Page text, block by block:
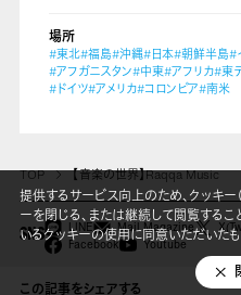
この記事をシェアする
場所
#東北#福島#沖縄#日本#朝鮮半島#
#アフガニスタン#中東#アフリカ#東
#ドイツ#アメリカ#コロンビア#南米
TOP 【音楽の世界】Raqqa Music
SNS LINE Mail Magazine
Facebook
Youtube
Copyright © Dialogue for
提供するサービス向上のため、クッキー
ーを閉じる、または継続して閲覧するこ
いるクッキーの使用に同意いただいた